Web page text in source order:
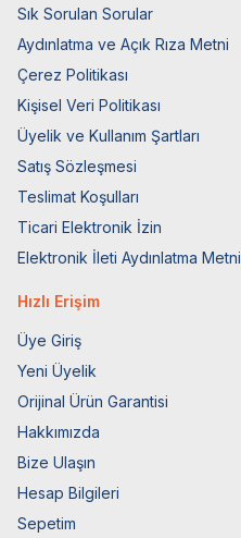
Sık Sorulan Sorular
Aydınlatma ve Açık Rıza Metni
Çerez Politikası
Kişisel Veri Politikası
Üyelik ve Kullanım Şartları
Satış Sözleşmesi
Teslimat Koşulları
Ticari Elektronik İzin
Elektronik İleti Aydınlatma Metni
Hızlı Erişim
Üye Giriş
Yeni Üyelik
Orijinal Ürün Garantisi
Hakkımızda
Bize Ulaşın
Hesap Bilgileri
Sepetim